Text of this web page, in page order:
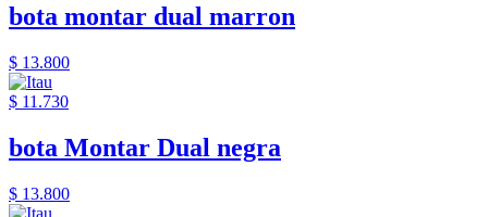
bota montar dual marron
$ 13.800
$ 11.730
bota Montar Dual negra
$ 13.800